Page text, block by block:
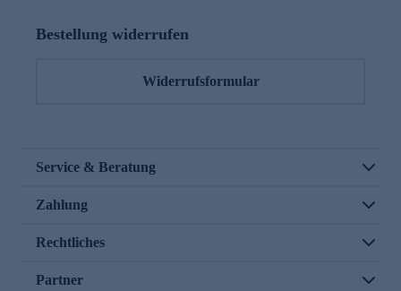
Bestellung widerrufen
Widerrufsformular
Service & Beratung
Zahlung
Rechtliches
Partner